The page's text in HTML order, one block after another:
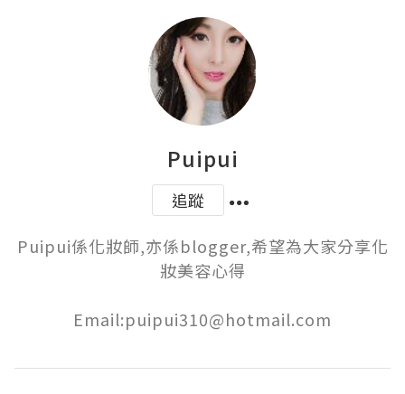
Puipui
追蹤
Puipui係化妝師,亦係blogger,希望為大家分享化
妝美容心得
Email:puipui310@hotmail.com